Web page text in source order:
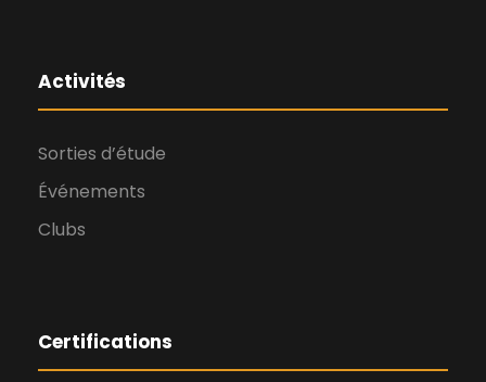
Activités
Sorties d’étude
Événements
Clubs
Certifications